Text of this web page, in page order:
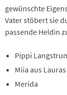
gewünschte
Vater stöbert sie
passende Heldin
Pippi
Miia aus
Merida